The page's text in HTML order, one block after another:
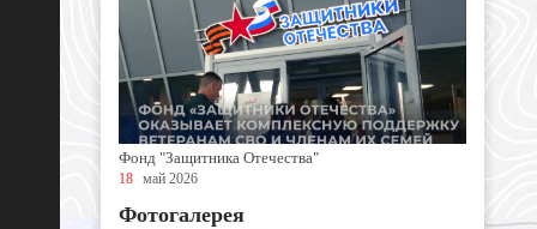
Фонд "Защитника Отечества"
18 май 2026
Фотогалерея